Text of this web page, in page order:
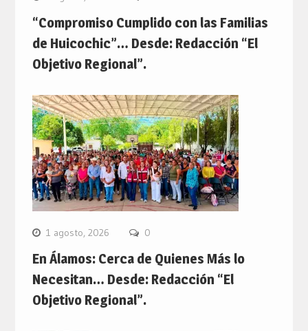
“Compromiso Cumplido con las Familias
de Huicochic”… Desde: Redacción “El
Objetivo Regional”.
1 agosto, 2026 0
En Álamos: Cerca de Quienes Más lo
Necesitan… Desde: Redacción “El
Objetivo Regional”.